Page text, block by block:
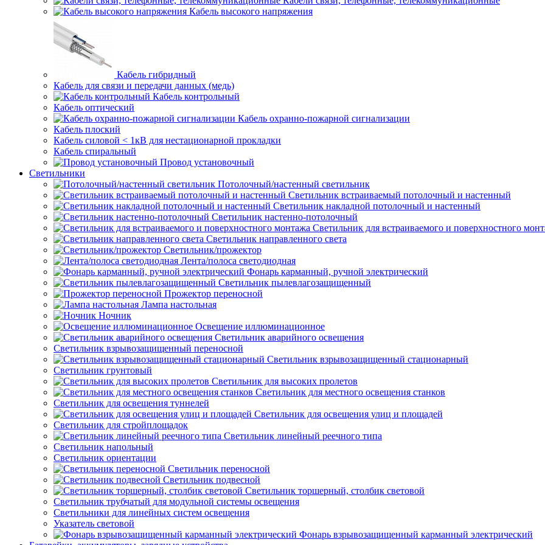
Кабель высокого напряжения
Кабель гибридный
Кабель для связи и передачи данных (медь)
Кабель контрольный
Кабель оптический
Кабель охранно-пожарной сигнализации
Кабель плоский
Кабель силовой < 1кВ для нестационарной прокладки
Кабель спиральный
Провод установочный
Светильники
Потолочный/настенный светильник
Светильник встраиваемый потолочный и настенный
Светильник накладной потолочный и настенный
Светильник настенно-потолочный
Светильник для встраиваемого и поверхностного
Светильник направленного света
Светильник/прожектор
Лента/полоса светодиодная
Фонарь карманный, ручной электрический
Светильник пылевлагозащищенный
Прожектор переносной
Лампа настольная
Ночник
Освещение иллюминационное
Светильник аварийного освещения
Светильник взрывозащищенный переносной
Светильник взрывозащищенный стационарный
Светильник грунтовый
Светильник для высоких пролетов
Светильник для местного освещения станков
Светильник для освещения туннелей
Светильник для освещения улиц и площадей
Светильник для стройплощадок
Светильник линейный реечного типа
Светильник напольный
Светильник ориентации
Светильник переносной
Светильник подвесной
Светильник торшерный, столбик световой
Светильник трубчатый для модульной системы освещения
Светильники для линейных систем освещения
Указатель световой
Фонарь взрывозащищенный карманный электрический